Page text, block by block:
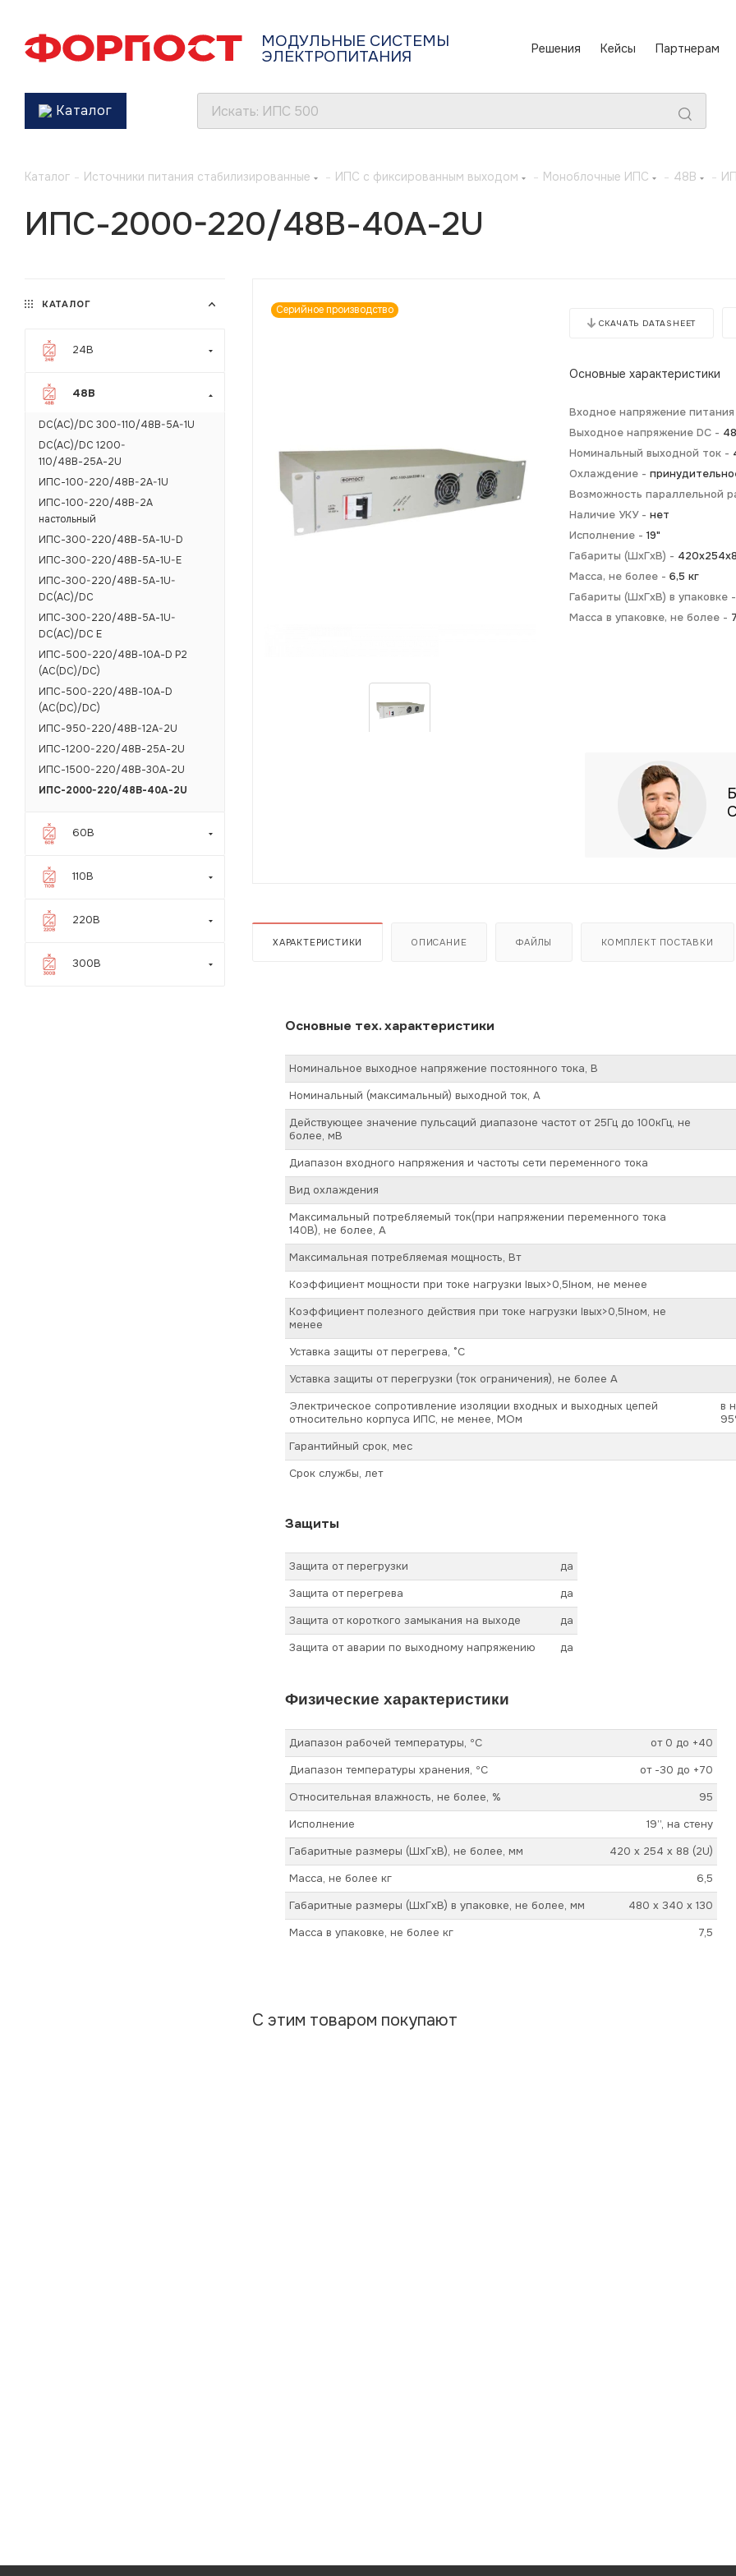
МОДУЛЬНЫЕ СИСТЕМЫ
ЭЛЕКТРОПИТАНИЯ Решения Кейсы Партнерам
Каталог
Каталог - Источники питания стабилизированные - ИПС с фиксированным выходом - Моноблочные ИПС - 48В -
ИПС-2000-220/48В-40А-2U
Серийное производство
СКАЧАТЬ DATASHEET
Основные характеристики
Входное напряжение
Выходное напряжение DC -
Номинальный выходной ток -
Охлаждение -
Возможность параллельной
Наличие УКУ - нет
Исполнение - 19"
Габариты (ШхГхВ) -
Масса, не более - 6,5 кг
Габариты (ШхГхВ) в упаковке
Масса в упаковке, не более -
ХАРАКТЕРИСТИКИ ОПИСАНИЕ ФАЙЛЫ КОМПЛЕКТ ПОСТАВКИ
Основные тех. характеристики
Номинальное выходное напряжение постоянного тока, В
Номинальный (максимальный) выходной ток, А
Действующее значение пульсаций диапазоне частот от 25Гц до 100кГц, не
более, мВ
Диапазон входного напряжения и частоты сети переменного тока
Вид охлаждения
Максимальный потребляемый ток(при напряжении переменного тока
140В), не более, А
Максимальная потребляемая мощность, Вт
Коэффициент мощности при токе нагрузки Iвых>0,5Iном, не менее
Коэффициент полезного действия при токе нагрузки Iвых>0,5Iном, не
менее
Уставка защиты от перегрева, °C
Уставка защиты от перегрузки (ток ограничения), не более А
Электрическое сопротивление изоляции входных и выходных цепей
относительно корпуса ИПС, не менее, МОм
в
Гарантийный срок, мес
Срок службы, лет
Защиты
Защита от перегрузки
да
Защита от перегрева
да
Защита от короткого замыкания на выходе
да
Защита от аварии по выходному напряжению
да
Физические характеристики
Диапазон рабочей температуры, ºС
от 0 до +40
Диапазон температуры хранения, ºС
от -30 до +70
Относительная влажность, не более, %
95
Исполнение
19’’, на стену
Габаритные размеры (ШхГхВ), не более, мм
420 х 254 х 88 (2U)
Масса, не более кг
6,5
Габаритные размеры (ШхГхВ) в упаковке, не более, мм
480 х 340 х 130
Масса в упаковке, не более кг
7,5
С этим товаром покупают
КАТАЛОГ
24В
48В
DC(AC)/DC 300-110/48B-5A-1U
DC(AC)/DC 1200-
110/48В-25А-2U
ИПС-100-220/48B-2A-1U
ИПС-100-220/48B-2A
настольный
ИПС-300-220/48В-5А-1U-D
ИПС-300-220/48В-5А-1U-Е
ИПС-300-220/48В-5А-1U-
DC(AC)/DC
ИПС-300-220/48В-5А-1U-
DC(AC)/DC Е
ИПС-500-220/48В-10А-D Р2
(AC(DC)/DC)
ИПС-500-220/48В-10А-D
(AC(DC)/DC)
ИПС-950-220/48B-12A-2U
ИПС-1200-220/48В-25А-2U
ИПС-1500-220/48В-30А-2U
ИПС-2000-220/48В-40А-2U
60В
110В
220В
300В